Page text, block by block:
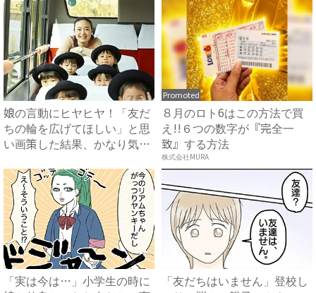
娘の言動にヒヤヒヤ！「友だ
ちの輪を広げてほしい」と思
い画策した結果、かなり気ま
Promoted
８月のロト6はこの方法で買
え!!６つの数字が『完全一
致』する方法
株式会社MURA
「実は今は…」小学生の時に
「友だちはいません」登校し